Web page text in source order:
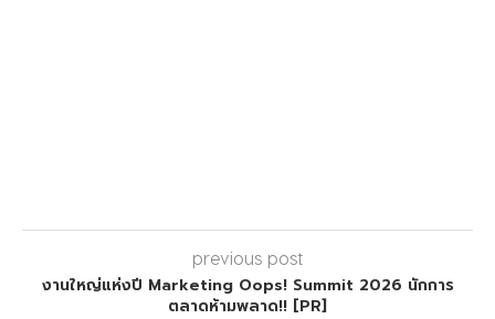
previous post
งานใหญ่แห่งปี Marketing Oops! Summit 2026 นักการ
ตลาดห้ามพลาด!! [PR]